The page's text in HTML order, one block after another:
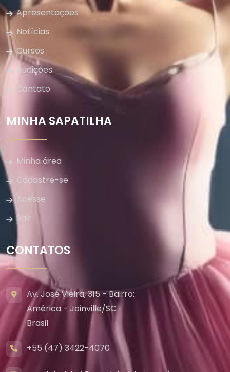
Apresentações
Notícias
Cursos
Audições
Contato
MINHA SAPATILHA
Minha área
Cadastre-se
Acesse
Sair
CONTATOS
Av. José Vieira, 315 - Bairro:
América - Joinville/SC -
Brasil
+55 (47) 3422-4070